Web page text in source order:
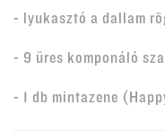
- lyukasztó a dallam
- 9 üres komponáló
- 1 db mintazene